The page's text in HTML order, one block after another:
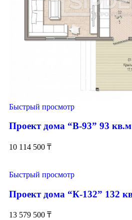
Быстрый просмотр
Проект дома “В-93” 93 кв.м
10 114 500 ₸
Быстрый просмотр
Проект дома “К-132” 132
13 579 500 ₸